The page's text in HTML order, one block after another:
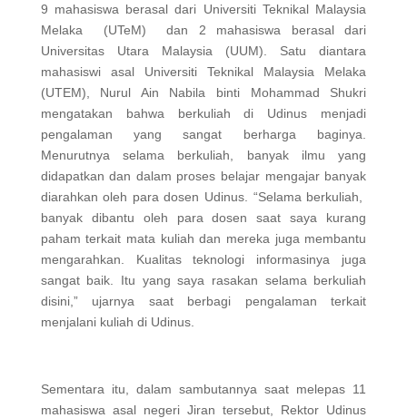
9 mahasiswa berasal dari Universiti Teknikal Malaysia
Melaka (UTeM) dan 2 mahasiswa berasal dari
Universitas Utara Malaysia (UUM). Satu diantara
mahasiswi asal Universiti Teknikal Malaysia Melaka
(UTEM), Nurul Ain Nabila binti Mohammad Shukri
mengatakan bahwa berkuliah di Udinus menjadi
pengalaman yang sangat berharga baginya.
Menurutnya selama berkuliah, banyak ilmu yang
didapatkan dan dalam proses belajar mengajar banyak
diarahkan oleh para dosen Udinus. “Selama berkuliah,
banyak dibantu oleh para dosen saat saya kurang
paham terkait mata kuliah dan mereka juga membantu
mengarahkan. Kualitas teknologi informasinya juga
sangat baik. Itu yang saya rasakan selama berkuliah
disini,” ujarnya saat berbagi pengalaman terkait
menjalani kuliah di Udinus.
Sementara itu, dalam sambutannya saat melepas 11
mahasiswa asal negeri Jiran tersebut, Rektor Udinus